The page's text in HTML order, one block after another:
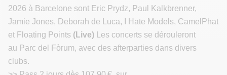
2026 à Barcelone sont Eric Prydz, Paul Kalkbrenner,
Jamie Jones, Deborah de Luca, I Hate Models, CamelPhat
et Floating Points (Live)
Les concerts se dérouleront
au Parc del Fòrum, avec des afterparties dans divers
clubs.